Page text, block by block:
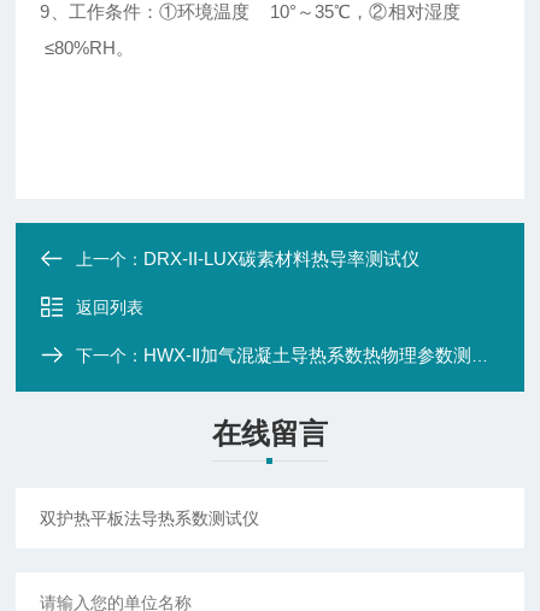
9、工作条件：①环境温度 10°～35℃，②相对湿度
≤80%RH。
上一个： DRX-II-LUX碳素材料热导率测试仪
返回列表
下一个： HWX-Ⅱ加气混凝土导热系数热物理参数测试仪
在线留言